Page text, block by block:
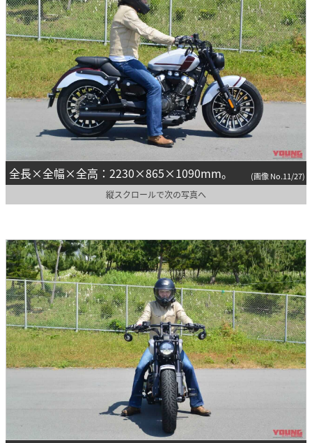
全長×全幅×全高：2230×865×1090mm。 (画像 No.11/27)
縦スクロールで次の写真へ